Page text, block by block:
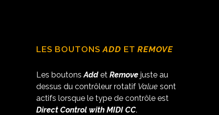
LES BOUTONS ADD ET REMOVE
Les boutonsAdd et Remove juste au
dessus du contrôleur rotatif Value sont
actifs lorsque le type de contrôle est
Direct Control with MIDI CC.